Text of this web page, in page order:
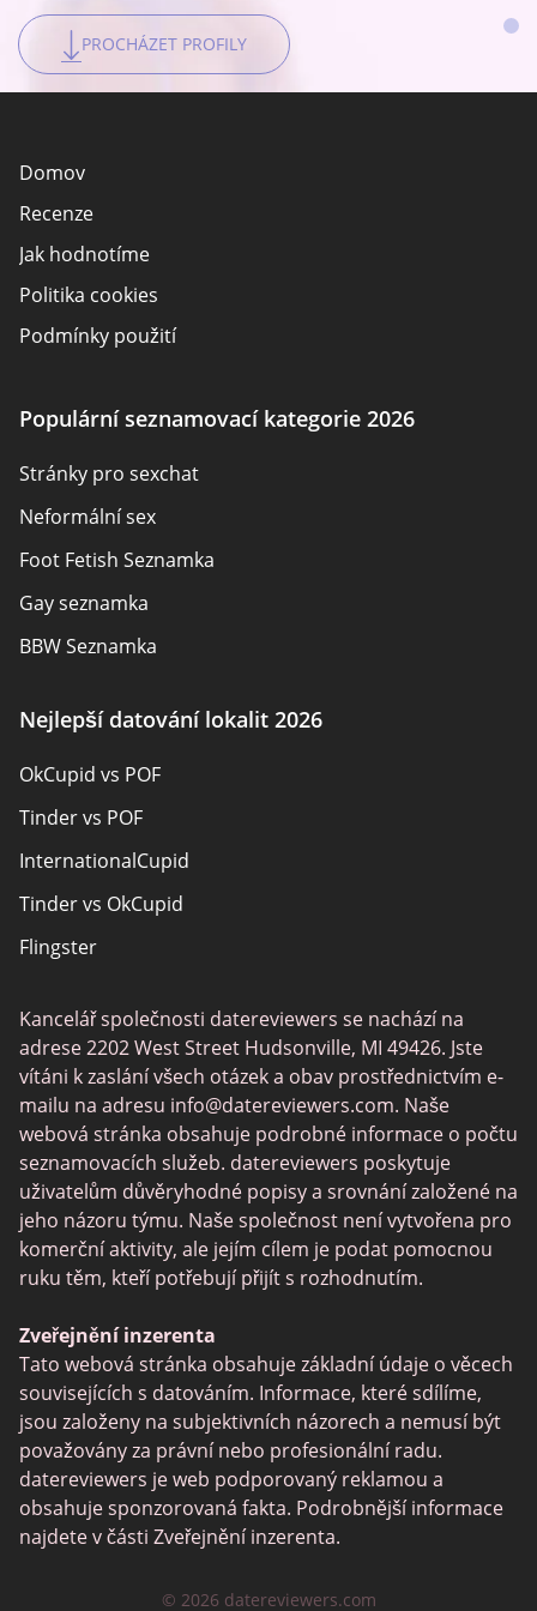
PROCHÁZET PROFILY
PROCHÁZET PROFILY
PROCHÁZET PROFILY
Domov
Recenze
Jak hodnotíme
Politika cookies
Podmínky použití
O nás
Populární seznamovací kategorie 2026
Stránky pro sexchat
Neformální sex
Foot Fetish Seznamka
Gay seznamka
BBW Seznamka
Pansexual Seznamka
Rencontres adultes
Senior Seznamka
Christian Seznamka
Místní singly online
Trans Seznamka
Seznamovací aplikace
Nejlepší datování lokalit 2026
OkCupid vs POF
Tinder vs POF
InternationalCupid
Tinder vs OkCupid
Flingster
Chat Avenue
Zoosk vs Match
Feabie
POF vs Match
SPDate
eHarmony vs OkCupid
TenderMeets
Together2Night
Fetlife
Alua
TinyChat
Mini Chat
Jaumo
Kancelář společnosti datereviewers se nachází na
adrese 2202 West Street Hudsonville, MI 49426. Jste
vítáni k zaslání všech otázek a obav prostřednictvím e-
mailu na adresu info@datereviewers.com. Naše
webová stránka obsahuje podrobné informace o počtu
seznamovacích služeb. datereviewers poskytuje
uživatelům důvěryhodné popisy a srovnání založené na
jeho názoru týmu. Naše společnost není vytvořena pro
komerční aktivity, ale jejím cílem je podat pomocnou
ruku těm, kteří potřebují přijít s rozhodnutím.
Zveřejnění inzerenta
Tato webová stránka obsahuje základní údaje o věcech
souvisejících s datováním. Informace, které sdílíme,
jsou založeny na subjektivních názorech a nemusí být
považovány za právní nebo profesionální radu.
datereviewers je web podporovaný reklamou a
obsahuje sponzorovaná fakta. Podrobnější informace
najdete v části Zveřejnění inzerenta.
© 2026 datereviewers.com